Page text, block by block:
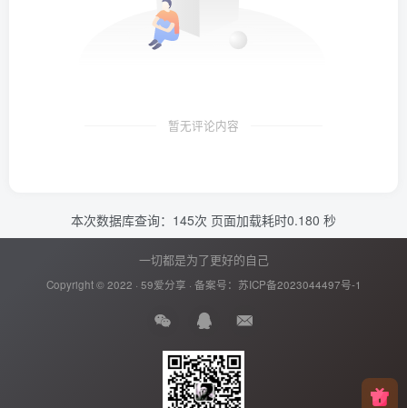
暂无评论内容
本次数据库查询：145次 页面加载耗时0.180 秒
一切都是为了更好的自己
Copyright © 2022 · 59爱分享 · 备案号： 苏ICP备2023044497号-1